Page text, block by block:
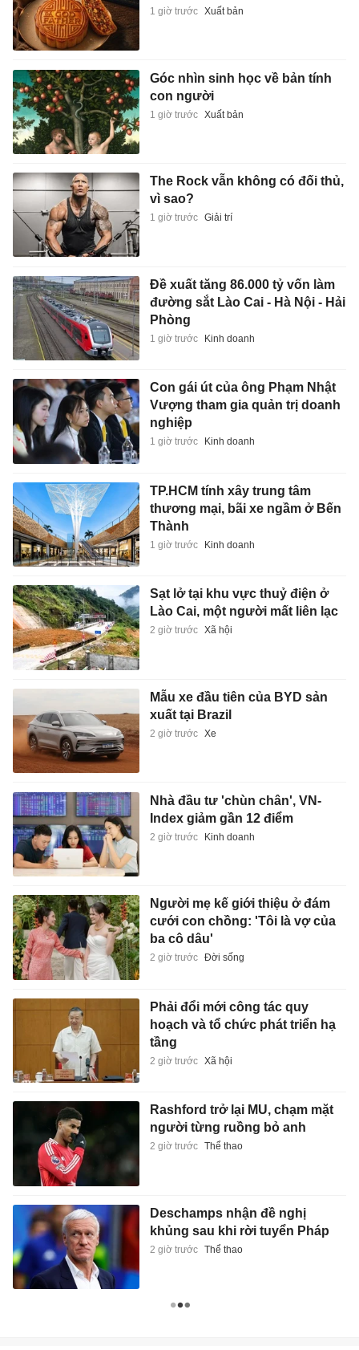
1 giờ trước Xuất bản
Góc nhìn sinh học về bản tính
con người
1 giờ trước Xuất bản
The Rock vẫn không có đối thủ,
vì sao?
1 giờ trước Giải trí
Đề xuất tăng 86.000 tỷ vốn làm
đường sắt Lào Cai - Hà Nội - Hải
Phòng
1 giờ trước Kinh doanh
Con gái út của ông Phạm Nhật
Vượng tham gia quản trị doanh
nghiệp
1 giờ trước Kinh doanh
TP.HCM tính xây trung tâm
thương mại, bãi xe ngầm ở Bến
Thành
1 giờ trước Kinh doanh
Sạt lở tại khu vực thuỷ điện ở
Lào Cai, một người mất liên lạc
2 giờ trước Xã hội
Mẫu xe đầu tiên của BYD sản
xuất tại Brazil
2 giờ trước Xe
Nhà đầu tư 'chùn chân', VN-
Index giảm gần 12 điểm
2 giờ trước Kinh doanh
Người mẹ kế giới thiệu ở đám
cưới con chồng: 'Tôi là vợ của
ba cô dâu'
2 giờ trước Đời sống
Phải đổi mới công tác quy
hoạch và tổ chức phát triển hạ
tầng
2 giờ trước Xã hội
Rashford trở lại MU, chạm mặt
người từng ruồng bỏ anh
2 giờ trước Thể thao
Deschamps nhận đề nghị
khủng sau khi rời tuyển Pháp
2 giờ trước Thể thao